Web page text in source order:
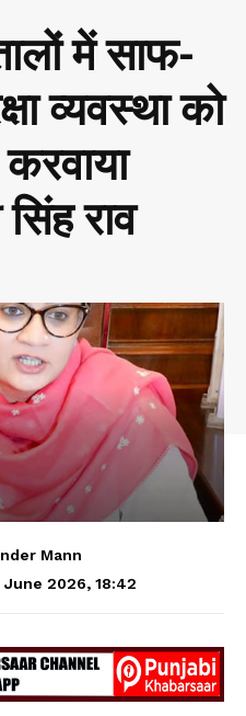
में साफ-
व्यवस्था को
करवाया
राव
Mann
June 2026, 18:42